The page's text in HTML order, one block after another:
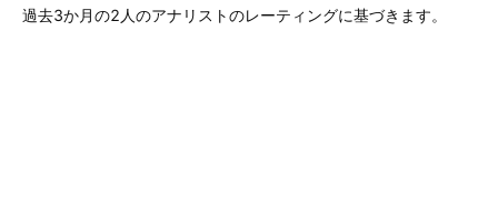
過去3か月の2人のアナリストのレーティングに基づきます。